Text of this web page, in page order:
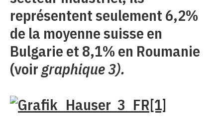
représentent seulement 6,2%
de la moyenne suisse en
Bulgarie et 8,1% en Roumanie
(voir graphique 3).